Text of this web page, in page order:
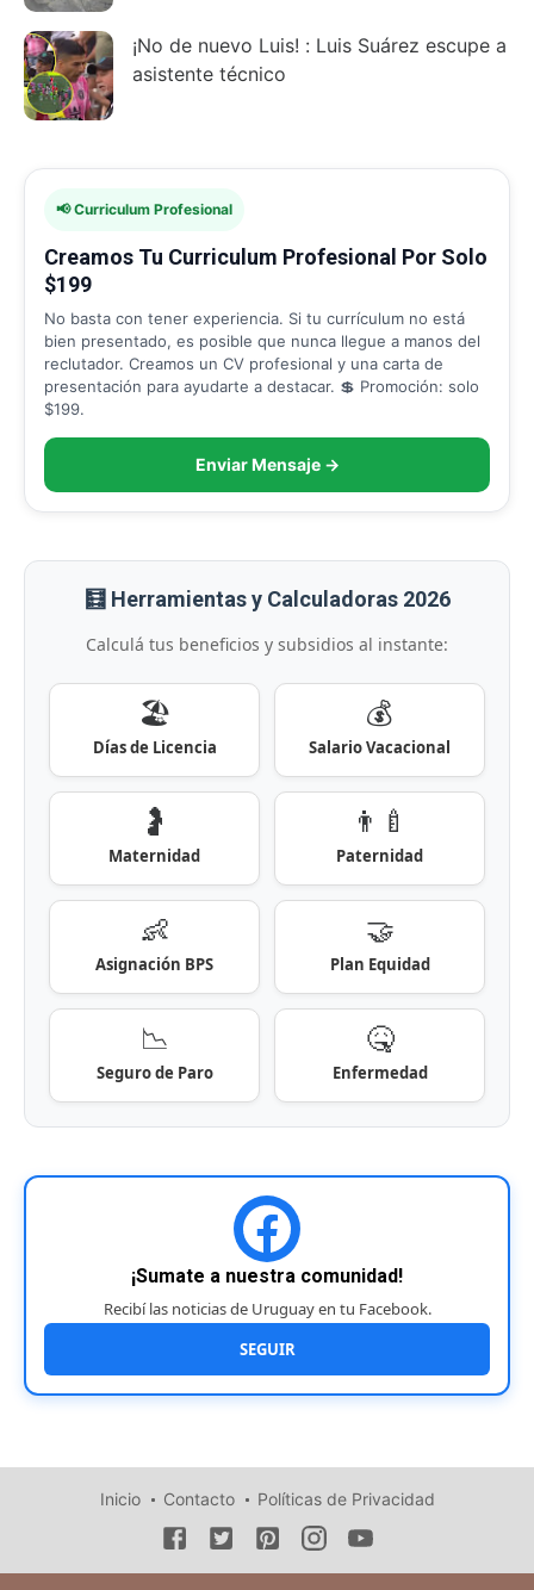
¡No de nuevo Luis! : Luis Suárez escupe a
asistente técnico
📢 Curriculum Profesional
Creamos Tu Curriculum Profesional Por Solo
$199
No basta con tener experiencia. Si tu currículum no está
bien presentado, es posible que nunca llegue a manos del
reclutador. Creamos un CV profesional y una carta de
presentación para ayudarte a destacar. 💲 Promoción: solo
$199.
Enviar Mensaje →
🧮 Herramientas y Calculadoras 2026
Calculá tus beneficios y subsidios al instante:
🏖️
Días de Licencia
💰
Salario Vacacional
🤰
Maternidad
👨‍🍼
Paternidad
👶
Asignación BPS
🤝
Plan Equidad
📉
Seguro de Paro
🤒
Enfermedad
¡Sumate a nuestra comunidad!
Recibí las noticias de Uruguay en tu Facebook.
SEGUIR
Inicio Contacto Políticas de Privacidad